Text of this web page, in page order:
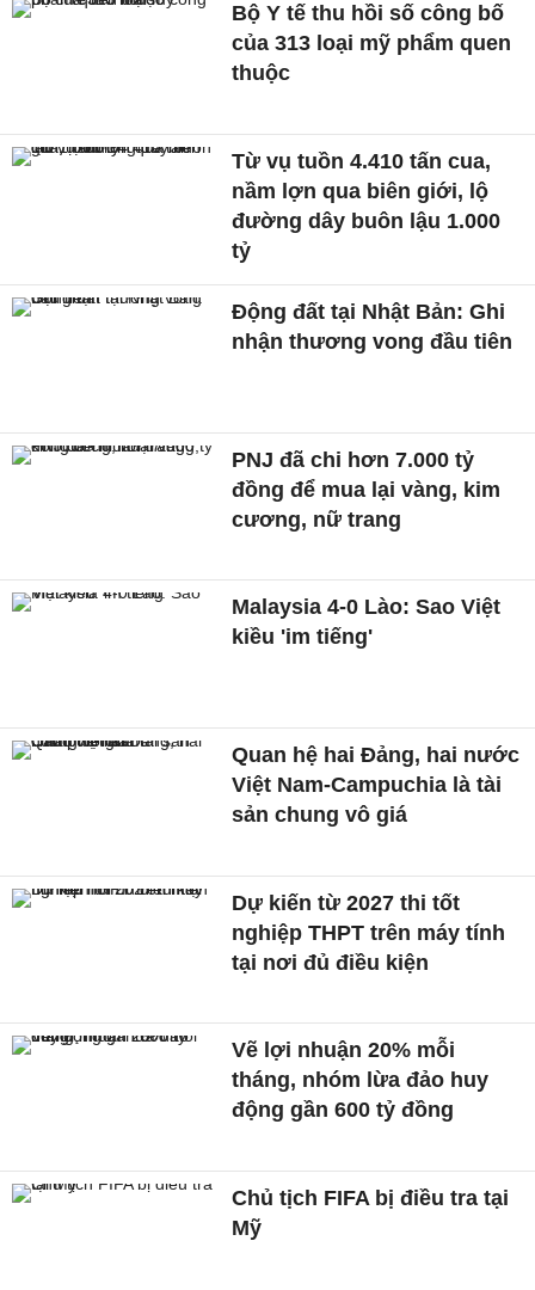
Bộ Y tế thu hồi số công bố
của 313 loại mỹ phẩm quen
thuộc
Từ vụ tuồn 4.410 tấn cua,
nầm lợn qua biên giới, lộ
đường dây buôn lậu 1.000
tỷ
Động đất tại Nhật Bản: Ghi
nhận thương vong đầu tiên
PNJ đã chi hơn 7.000 tỷ
đồng để mua lại vàng, kim
cương, nữ trang
Malaysia 4-0 Lào: Sao Việt
kiều 'im tiếng'
Quan hệ hai Đảng, hai nước
Việt Nam-Campuchia là tài
sản chung vô giá ​
Dự kiến từ 2027 thi tốt
nghiệp THPT trên máy tính
tại nơi đủ điều kiện
Vẽ lợi nhuận 20% mỗi
tháng, nhóm lừa đảo huy
động gần 600 tỷ đồng
Chủ tịch FIFA bị điều tra tại
Mỹ